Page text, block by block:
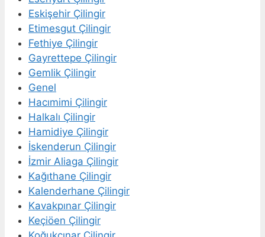
Eskişehir Çilingir
Etimesgut Çilingir
Fethiye Çilingir
Gayrettepe Çilingir
Gemlik Çilingir
Genel
Hacımimi Çilingir
Halkalı Çilingir
Hamidiye Çilingir
İskenderun Çilingir
İzmir Aliaga Çilingir
Kağıthane Çilingir
Kalenderhane Çilingir
Kavakpınar Çilingir
Keçiöen Çilingir